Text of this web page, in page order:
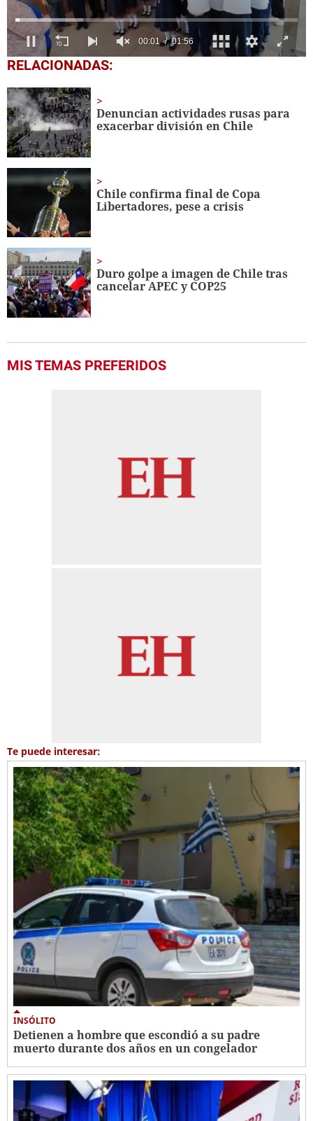
0
of
minute,
56
seconds
RELACIONADAS:
Denuncian actividades rusas para
exacerbar división en Chile
Chile confirma final de Copa
Libertadores, pese a crisis
Duro golpe a imagen de Chile tras
cancelar APEC y COP25
MIS TEMAS PREFERIDOS
Te puede interesar:
INSÓLITO
Detienen a hombre que escondió a su padre
muerto durante dos años en un congelador